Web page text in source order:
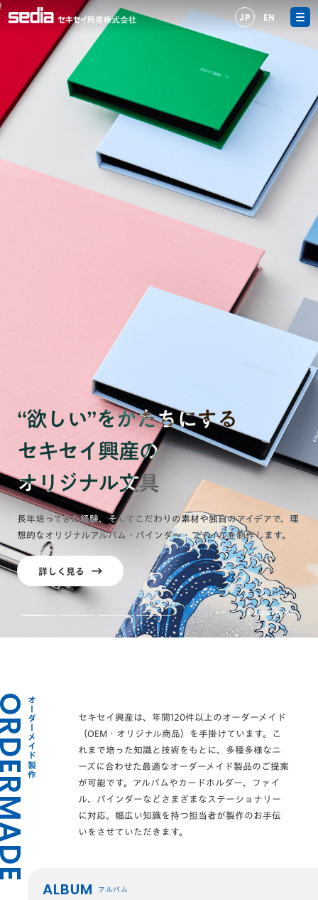
JP EN
トップページ
オーダーメイド製作
クリップボード
私たちについて
コラム
お問い合わせ
“欲しい”をかたちにする
セキセイ興産の
オリジナル文具
長年培ってきた経験、そしてこだわりの素材や独自のアイデアで、理
想的なオリジナルアルバム・バインダー・ファイルを制作します。
詳しく見る
詳しく見る
詳しく見る
詳しく見る
Scroll down
オーダーメイド製作
セキセイ興産は、年間120件以上のオーダーメイド
（OEM・オリジナル商品）を手掛けています。こ
れまで培った知識と技術をもとに、多種多様なニ
ーズに合わせた最適なオーダーメイド製品のご提案
が可能です。アルバムやカードホルダー、ファイ
ル、バインダーなどさまざまなステーショナリー
に対応。幅広い知識を持つ担当者が製作のお手伝
いをさせていただきます。
ALBUM アルバム